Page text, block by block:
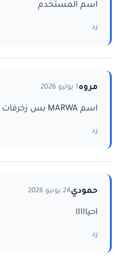
اسم المستخدم
رد
مروه1 يوليو 2026
اسم MARWA بس زخرفات اكثر
رد
حمودي24 يونيو 2026
احيااااا
رد